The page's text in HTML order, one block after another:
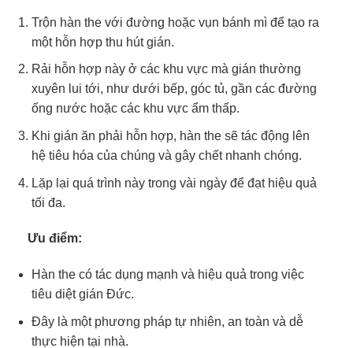
Trộn hàn the với đường hoặc vụn bánh mì để tạo ra
một hỗn hợp thu hút gián.
Rải hỗn hợp này ở các khu vực mà gián thường
xuyên lui tới, như dưới bếp, góc tủ, gần các đường
ống nước hoặc các khu vực ẩm thấp.
Khi gián ăn phải hỗn hợp, hàn the sẽ tác động lên
hệ tiêu hóa của chúng và gây chết nhanh chóng.
Lặp lại quá trình này trong vài ngày để đạt hiệu quả
tối đa.
Ưu điểm:
Hàn the có tác dụng mạnh và hiệu quả trong việc
tiêu diệt gián Đức.
Đây là một phương pháp tự nhiên, an toàn và dễ
thực hiện tại nhà.